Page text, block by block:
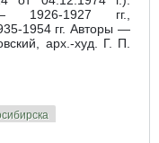
1926-1927 гг.,
1954 гг. Авторы —
арх.-худ. Г. П.